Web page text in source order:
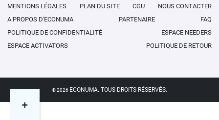
MENTIONS LÉGALES PLAN DU SITE CGU
NOUS CONTACTER
A PROPOS D'ECONUMA
PARTENAIRE
FAQ
POLITIQUE DE CONFIDENTIALITÉ
ESPACE NEEDERS
ESPACE ACTIVATORS
POLITIQUE DE RETOUR
©2026 ECONUMA. TOUS DROITS RÉSERVÉS.